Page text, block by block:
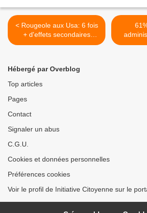
< Rougeole aux Usa: 6 fois
+ d'effets secondaires
vaccinaux que de cas
sont
Hébergé par Overblog
Top articles
Pages
Contact
Signaler un abus
C.G.U.
Cookies et données personnelles
Préférences cookies
Voir le profil de Initiative Citoyenne sur le